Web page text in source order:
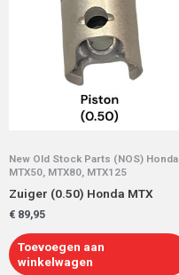
New Old Stock Parts (NOS) Honda
MTX50, MTX80, MTX125
Zuiger (0.50) Honda MTX
€ 89,95
Toevoegen aan
winkelwagen